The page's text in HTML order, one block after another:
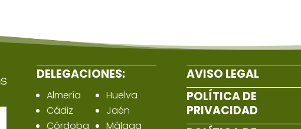
DELEGACIONES:
Almería
Cádiz
Córdoba
Huelva
Jaén
Málaga
AVISO LEGAL
POLÍTICA DE
PRIVACIDAD